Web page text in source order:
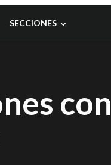
SECCIONES
con